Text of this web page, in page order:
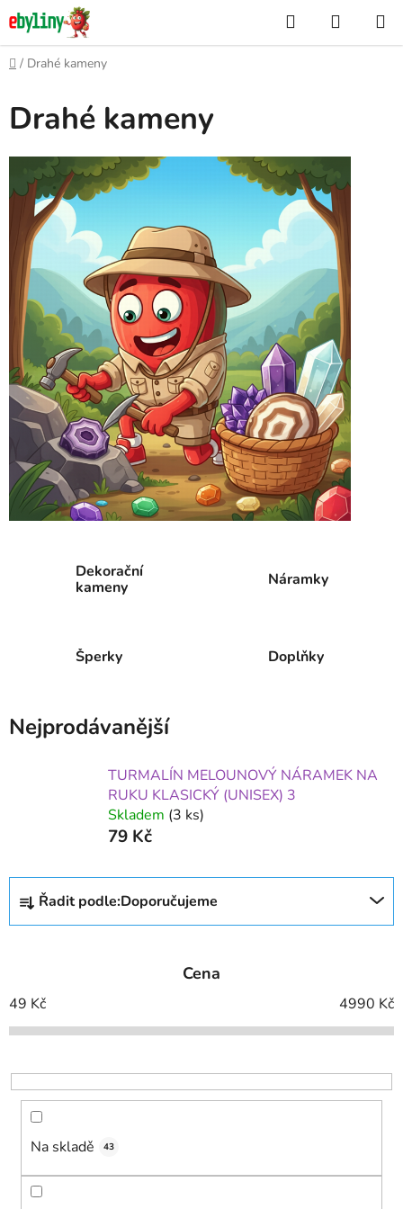
Přejít
na
obsah
Hledat
KOŠÍK
Domů
/ Drahé kameny
Drahé kameny
Dekorační
kameny
Náramky
Šperky Doplňky
Nejprodávanější
TURMALÍN MELOUNOVÝ NÁRAMEK NA
RUKU KLASICKÝ (UNISEX) 3
Skladem (3 ks)
79 Kč
Ř
z
í
p
o
d
Řadit podle:Doporučujeme
Cena
49 Kč 4990 Kč
Na skladě 43